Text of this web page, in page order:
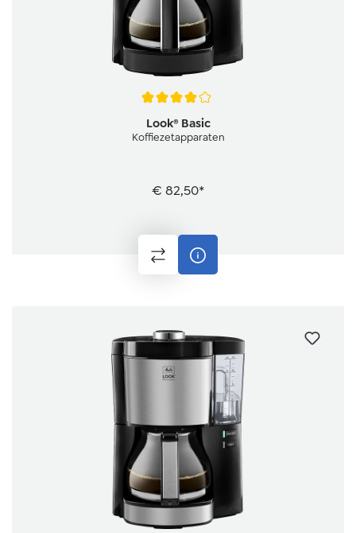
Gemiddelde waardering van 4 van 5 sterren
Look® Basic
Koffiezetapparaten
€ 82,50*